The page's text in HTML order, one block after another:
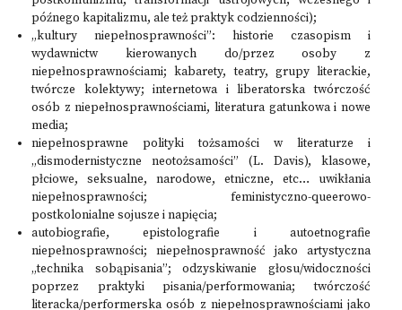
późnego kapitalizmu, ale też praktyk codzienności);
„kultury niepełnosprawności”: historie czasopism i
wydawnictw kierowanych do/przez osoby z
niepełnosprawnościami; kabarety, teatry, grupy literackie,
twórcze kolektywy; internetowa i liberatorska twórczość
osób z niepełnosprawnościami, literatura gatunkowa i nowe
media;
niepełnosprawne polityki tożsamości w literaturze i
„dismodernistyczne neotożsamości” (L. Davis), klasowe,
płciowe, seksualne, narodowe, etniczne, etc… uwikłania
niepełnosprawności; feministyczno-queerowo-
postkolonialne sojusze i napięcia;
autobiografie, epistolografie i autoetnografie
niepełnosprawności; niepełnosprawność jako artystyczna
„technika sobąpisania”; odzyskiwanie głosu/widoczności
poprzez praktyki pisania/performowania; twórczość
literacka/performerska osób z niepełnosprawnościami jako